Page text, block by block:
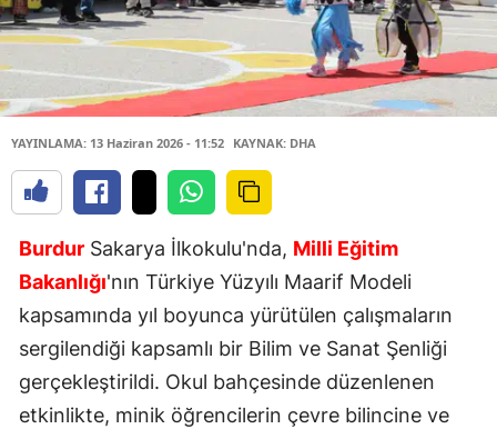
YAYINLAMA: 13 Haziran 2026 - 11:52 KAYNAK: DHA
Burdur Sakarya İlkokulu'nda, Milli Eğitim
Bakanlığı'nın Türkiye Yüzyılı Maarif Modeli
kapsamında yıl boyunca yürütülen çalışmaların
sergilendiği kapsamlı bir Bilim ve Sanat Şenliği
gerçekleştirildi. Okul bahçesinde düzenlenen
etkinlikte, minik öğrencilerin çevre bilincine ve